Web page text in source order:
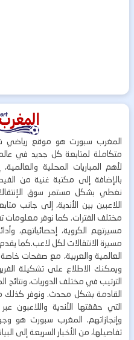
المغرب سبورت هو موقع رياضي
متكاملة لمتابعة كل جديد في
لأهم المباريات المحلية
بالإضافة إلى مكتبة غنية من
نغطي بشكل مستمر سوق
اللاعبين بين الأندية، إلى جانب
مختلف الفترات. كما نوفر معلومات
مسيرتهم الكروية، إحصائياتهم،
مسيرة الانتقالات لكل لاعب.كما
العالمية والعربية، مع صفحات
ويمكنك الاطلاع على تشكيلة
الترتيب في مختلف الدوريات، ونتائج
القادمة بشكل محدث. ونوفر كذلك
التي حققتها الأندية واللاعبون
وإنجازاتهم. المغرب سبورت هو
تفاصيلها، من الأخبار السريعة إلى